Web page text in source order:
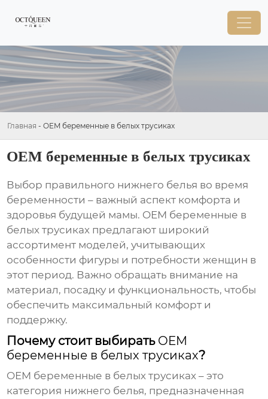
Главная - OEM беременные в белых трусиках
OEM беременные в белых трусиках
Выбор правильного нижнего белья во время
беременности – важный аспект комфорта и
здоровья будущей мамы. OEM беременные в
белых трусиках предлагают широкий
ассортимент моделей, учитывающих
особенности фигуры и потребности женщин в
этот период. Важно обращать внимание на
материал, посадку и функциональность, чтобы
обеспечить максимальный комфорт и
поддержку.
Почему стоит выбирать OEM
беременные в белых трусиках?
OEM беременные в белых трусиках – это
категория нижнего белья, предназначенная